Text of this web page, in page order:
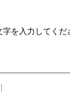
字を入力してくだ